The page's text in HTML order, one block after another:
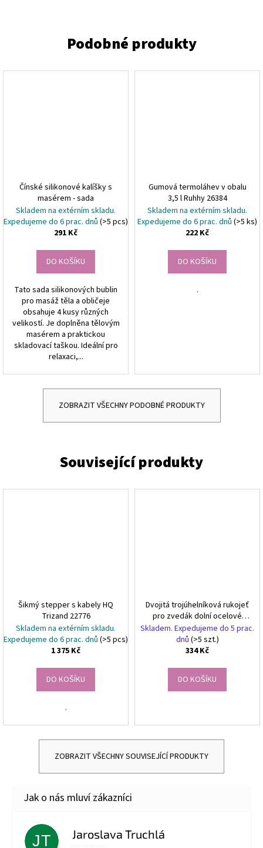
Čínské silikonové kalíšky s
masérem - sada
Skladem na extérním skladu.
Expedujeme do 6 prac. dnů (>5 pcs)
291 Kč
DO KOŠÍKU
Tato sada silikonových bublin
pro masáž těla a obličeje
obsahuje 4 kusy různých
velikostí. Je doplněna tělovým
masérem a praktickou
skladovací taškou. Ideální pro
relaxaci,...
Gumová termoláhev v obalu
3,5 l Ruhhy 26384
Skladem na extérním skladu.
Expedujeme do 6 prac. dnů (>5 ks)
222 Kč
DO KOŠÍKU
.
ZOBRAZIT VŠECHNY PODOBNÉ PRODUKTY
Šikmý stepper s kabely HQ
Trizand 22776
Skladem na extérním skladu.
Expedujeme do 6 prac. dnů (>5 pcs)
1 375 Kč
DO KOŠÍKU
.
Dvojitá trojúhelníková rukojeť
pro zvedák dolní ocelové
cvičení
Skladem. Expedujeme do 5 prac.
dnů (>5 szt.)
334 Kč
DO KOŠÍKU
ZOBRAZIT VŠECHNY SOUVISEJÍCÍ PRODUKTY
JT Jaroslava Truchlá